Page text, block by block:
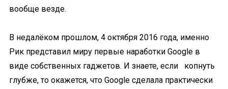
вообще везде.
В недалёком прошлом, 4 октября 2016 года, именно
Рик представил миру первые наработки Google в
виде собственных гаджетов. И знаете, если копнуть
глубже, то окажется, что Google сделала практически